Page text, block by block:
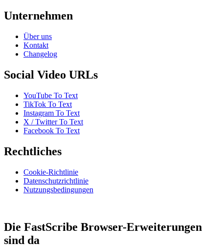
Unternehmen
Über uns
Kontakt
Changelog
Social Video URLs
YouTube To Text
TikTok To Text
Instagram To Text
X / Twitter To Text
Facebook To Text
Rechtliches
Cookie-Richtlinie
Datenschutzrichtlinie
Nutzungsbedingungen
Die FastScribe Browser-Erweiterungen
sind da